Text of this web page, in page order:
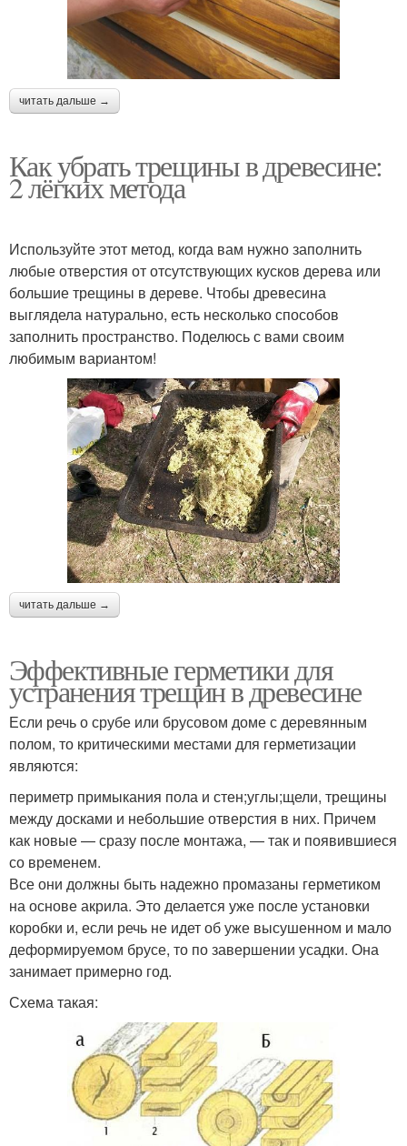
читать дальше →
Как убрать трещины в древесине:
2 лёгких метода
Используйте этот метод, когда вам нужно заполнить
любые отверстия от отсутствующих кусков дерева или
большие трещины в дереве. Чтобы древесина
выглядела натурально, есть несколько способов
заполнить пространство. Поделюсь с вами своим
любимым вариантом!
читать дальше →
Эффективные герметики для
устранения трещин в древесине
Если речь о срубе или брусовом доме с деревянным
полом, то критическими местами для герметизации
являются:
периметр примыкания пола и стен;углы;щели, трещины
между досками и небольшие отверстия в них. Причем
как новые — сразу после монтажа, — так и появившиеся
со временем.
Все они должны быть надежно промазаны герметиком
на основе акрила. Это делается уже после установки
коробки и, если речь не идет об уже высушенном и мало
деформируемом брусе, то по завершении усадки. Она
занимает примерно год.
Схема такая: